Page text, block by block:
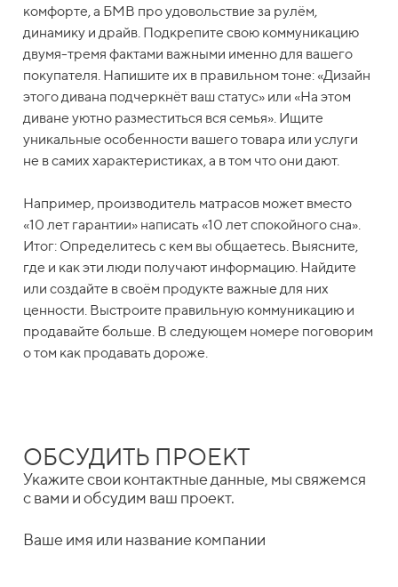
комфорте, а БМВ про удовольствие за рулём,
динамику и драйв. Подкрепите свою коммуникацию
двумя-тремя фактами важными именно для вашего
покупателя. Напишите их в правильном тоне: «Дизайн
этого дивана подчеркнёт ваш статус» или «На этом
диване уютно разместиться вся семья». Ищите
уникальные особенности вашего товара или услуги
не в самих характеристиках, а в том что они дают.
Например, производитель матрасов может вместо
«10 лет гарантии» написать «10 лет спокойного сна».
Итог: Определитесь с кем вы общаетесь. Выясните,
где и как эти люди получают информацию. Найдите
или создайте в своём продукте важные для них
ценности. Выстроите правильную коммуникацию и
продавайте больше. В следующем номере поговорим
о том как продавать дороже.
ОБСУДИТЬ ПРОЕКТ
Укажите свои контактные данные, мы свяжемся
с вами и обсудим ваш проект.
Ваше имя или название компании